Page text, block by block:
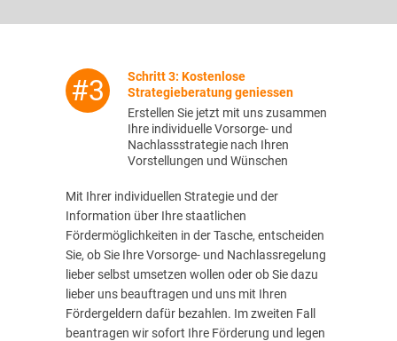
#3
Schritt 3: Kostenlose
Strategieberatung geniessen
Erstellen Sie jetzt mit uns zusammen
Ihre individuelle Vorsorge- und
Nachlassstrategie nach Ihren
Vorstellungen und Wünschen
Mit Ihrer individuellen Strategie und der
Information über Ihre staatlichen
Fördermöglichkeiten in der Tasche, entscheiden
Sie, ob Sie Ihre Vorsorge- und Nachlassregelung
lieber selbst umsetzen wollen oder ob Sie dazu
lieber uns beauftragen und uns mit Ihren
Fördergeldern dafür bezahlen. Im zweiten Fall
beantragen wir sofort Ihre Förderung und legen